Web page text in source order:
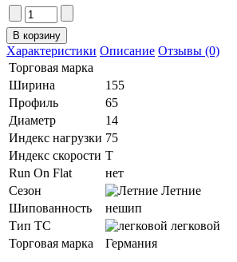
Характеристики Описание Отзывы (0)
Торговая марка
Ширина
155
Профиль
65
Диаметр
14
Индекс нагрузки 75
Индекс скорости T
Run On Flat
нет
Сезон
Летние
Шипованность
нешип
Тип ТС
легковой
Торговая марка
Германия